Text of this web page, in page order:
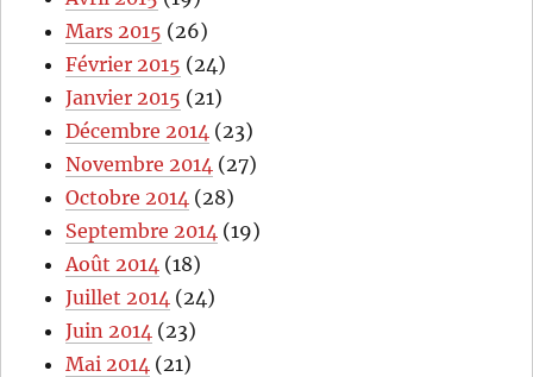
Mars 2015 (26)
Février 2015 (24)
Janvier 2015 (21)
Décembre 2014 (23)
Novembre 2014 (27)
Octobre 2014 (28)
Septembre 2014 (19)
Août 2014 (18)
Juillet 2014 (24)
Juin 2014 (23)
Mai 2014 (21)